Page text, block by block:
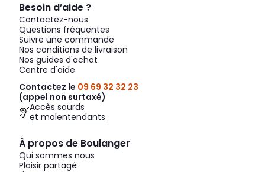
Besoin d’aide ?
Contactez-nous
Questions fréquentes
Suivre une commande
Nos conditions de livraison
Nos guides d'achat
Centre d'aide
Contactez le 09 69 32 32 23
(appel non surtaxé)
Accès sourds
et malentendants
À propos de Boulanger
Qui sommes nous
Plaisir partagé